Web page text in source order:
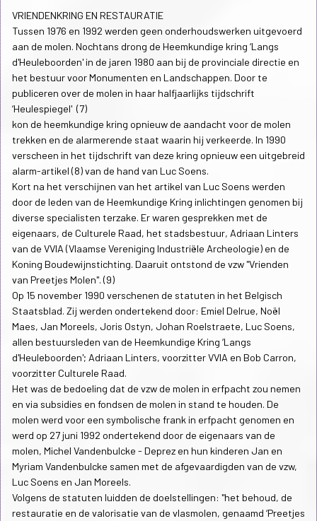
VRIENDENKRING EN RESTAURATIE
Tussen 1976 en 1992 werden geen onderhoudswerken uitgevoerd
aan de molen. Nochtans drong de Heemkundige kring ‘Langs
d'Heuleboorden' in de jaren 1980 aan bij de provinciale directie en
het bestuur voor Monumenten en Landschappen. Door te
publiceren over de molen in haar halfjaarlijks tijdschrift
‘Heulespiegel' (7)
kon de heemkundige kring opnieuw de aandacht voor de molen
trekken en de alarmerende staat waarin hij verkeerde. In 1990
verscheen in het tijdschrift van deze kring opnieuw een uitgebreid
alarm-artikel (8) van de hand van Luc Soens.
Kort na het verschijnen van het artikel van Luc Soens werden
door de leden van de Heemkundige Kring inlichtingen genomen bij
diverse specialisten terzake. Er waren gesprekken met de
eigenaars, de Culturele Raad, het stadsbestuur, Adriaan Linters
van de VVIA (Vlaamse Vereniging Industriële Archeologie) en de
Koning Boudewijnstichting. Daaruit ontstond de vzw "Vrienden
van Preetjes Molen". (9)
Op 15 november 1990 verschenen de statuten in het Belgisch
Staatsblad. Zij werden ondertekend door: Emiel Delrue, Noël
Maes, Jan Moreels, Joris Ostyn, Johan Roelstraete, Luc Soens,
allen bestuursleden van de Heemkundige Kring ‘Langs
d'Heuleboorden'; Adriaan Linters, voorzitter VVIA en Bob Carron,
voorzitter Culturele Raad.
Het was de bedoeling dat de vzw de molen in erfpacht zou nemen
en via subsidies en fondsen de molen in stand te houden. De
molen werd voor een symbolische frank in erfpacht genomen en
werd op 27 juni 1992 ondertekend door de eigenaars van de
molen, Michel Vandenbulcke - Deprez en hun kinderen Jan en
Myriam Vandenbulcke samen met de afgevaardigden van de vzw,
Luc Soens en Jan Moreels.
Volgens de statuten luidden de doelstellingen: "het behoud, de
restauratie en de valorisatie van de vlasmolen, genaamd ‘Preetjes